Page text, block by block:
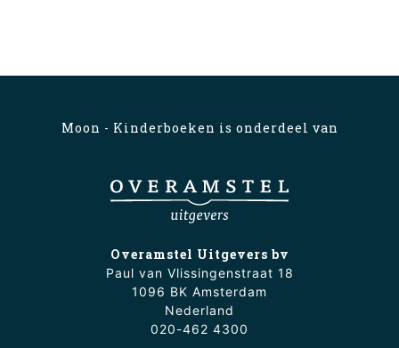
Moon - Kinderboeken is onderdeel van
Overamstel Uitgevers bv
Paul van Vlissingenstraat 18
1096 BK Amsterdam
Nederland
020-462 4300